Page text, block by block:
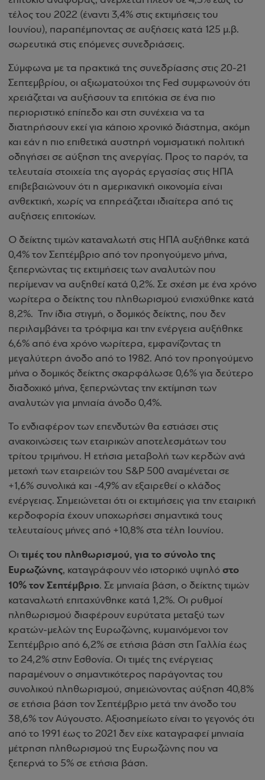
τέλος του 2022 (έναντι 3,4% στις εκτιμήσεις του
Ιουνίου), παραπέμποντας σε αυξήσεις κατά 125 μ.β.
σωρευτικά στις επόμενες συνεδριάσεις.
Σύμφωνα με τα πρακτικά της συνεδρίασης στις 20-21
Σεπτεμβρίου, οι αξιωματούχοι της Fed συμφωνούν ότι
χρειάζεται να αυξήσουν τα επιτόκια σε ένα πιο
περιοριστικό επίπεδο και στη συνέχεια να τα
διατηρήσουν εκεί για κάποιο χρονικό διάστημα, ακόμη
και εάν η πιο επιθετικά αυστηρή νομισματική πολιτική
οδηγήσει σε αύξηση της ανεργίας. Προς το παρόν, τα
τελευταία στοιχεία της αγοράς εργασίας στις ΗΠΑ
επιβεβαιώνουν ότι η αμερικανική οικονομία είναι
ανθεκτική, χωρίς να επηρεάζεται ιδιαίτερα από τις
αυξήσεις επιτοκίων.
Ο δείκτης τιμών καταναλωτή στις ΗΠΑ αυξήθηκε κατά
0,4% τον Σεπτέμβριο από τον προηγούμενο μήνα,
ξεπερνώντας τις εκτιμήσεις των αναλυτών που
περίμεναν να αυξηθεί κατά 0,2%. Σε σχέση με ένα χρόνο
νωρίτερα ο δείκτης του πληθωρισμού ενισχύθηκε κατά
8,2%. Την ίδια στιγμή, ο δομικός δείκτης, που δεν
περιλαμβάνει τα τρόφιμα και την ενέργεια αυξήθηκε
6,6% από ένα χρόνο νωρίτερα, εμφανίζοντας τη
μεγαλύτερη άνοδο από το 1982. Από τον προηγούμενο
μήνα ο δομικός δείκτης σκαρφάλωσε 0,6% για δεύτερο
διαδοχικό μήνα, ξεπερνώντας την εκτίμηση των
αναλυτών για μηνιαία άνοδο 0,4%.
Το ενδιαφέρον των επενδυτών θα εστιάσει στις
ανακοινώσεις των εταιρικών αποτελεσμάτων του
τρίτου τριμήνου. Η ετήσια μεταβολή των κερδών ανά
μετοχή των εταιρειών του S&P 500 αναμένεται σε
+1,6% συνολικά και -4,9% αν εξαιρεθεί ο κλάδος
ενέργειας. Σημειώνεται ότι οι εκτιμήσεις για την εταιρική
κερδοφορία έχουν υποχωρήσει σημαντικά τους
τελευταίους μήνες από +10,8% στα τέλη Ιουνίου.
Οι τιμές του πληθωρισμού, για το σύνολο της
Ευρωζώνης, καταγράφουν νέο ιστορικό υψηλό στο
10% τον Σεπτέμβριο. Σε μηνιαία βάση, ο δείκτης τιμών
καταναλωτή επιταχύνθηκε κατά 1,2%. Οι ρυθμοί
πληθωρισμού διαφέρουν ευρύτατα μεταξύ των
κρατών-μελών της Ευρωζώνης, κυμαινόμενοι τον
Σεπτέμβριο από 6,2% σε ετήσια βάση στη Γαλλία έως
το 24,2% στην Εσθονία. Οι τιμές της ενέργειας
παραμένουν ο σημαντικότερος παράγοντας του
συνολικού πληθωρισμού, σημειώνοντας αύξηση 40,8%
σε ετήσια βάση τον Σεπτέμβριο μετά την άνοδο του
38,6% τον Αύγουστο. Αξιοσημείωτο είναι το γεγονός ότι
από το 1991 έως το 2021 δεν είχε καταγραφεί μηνιαία
μέτρηση πληθωρισμού της Ευρωζώνης που να
ξεπερνά το 5% σε ετήσια βάση.